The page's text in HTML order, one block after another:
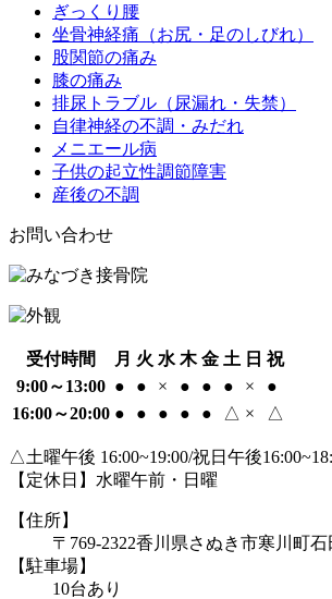
ぎっくり腰
坐骨神経痛（お尻・足のしびれ）
股関節の痛み
膝の痛み
排尿トラブル（尿漏れ・失禁）
自律神経の不調・みだれ
メニエール病
子供の起立性調節障害
産後の不調
お問い合わせ
受付時間 月 火 水 木 金 土 日 祝
9:00～13:00 ● ● × ● ● ● ×
●
16:00～20:00 ● ● ● ● ● △ × △
△土曜午後 16:00~19:00/祝日午後
【定休日】水曜午前・日曜
【住所】
〒769-2322香川県さぬき市寒川町石
【駐車場】
10台あり